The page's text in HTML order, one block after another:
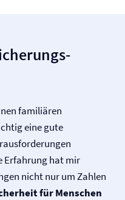
familiären
eine gute
Erfahrung hat mir
nicht nur um Zahlen
für Menschen